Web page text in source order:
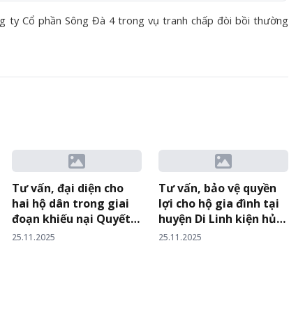
ty Cổ phần Sông Đà 4 trong vụ tranh chấp đòi bồi thường
Tư vấn, đại diện cho
hai hộ dân trong giai
đoạn khiếu nại Quyết
định thu hồi đất của
25.11.2025
Tư vấn, bảo vệ quyền
lợi cho hộ gia đình tại
huyện Di Linh kiện hủy
QĐ xử phạt hành chính
25.11.2025